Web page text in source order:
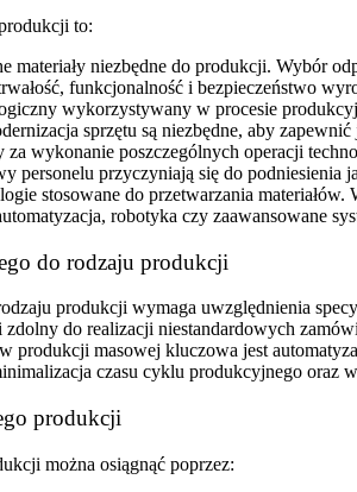
to:
materiały niezbędne do produkcji. Wybór
funkcjonalność i bezpieczeństwo
wykorzystywany w procesie
sprzętu są niezbędne, aby
wykonanie poszczególnych operacji
personelu przyczyniają się do podniesienia
stosowane do przetwarzania
robotyka czy zaawansowane
do rodzaju produkcji
produkcji wymaga uwzględnienia
zdolny do realizacji niestandardowych
produkcji masowej kluczowa jest
czasu cyklu produkcyjnego
produkcji
można osiągnąć poprzez: